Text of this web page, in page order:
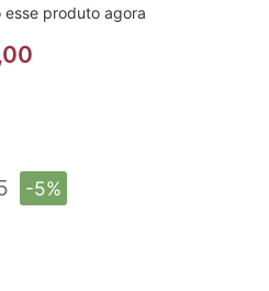
esse produto agora
-5%